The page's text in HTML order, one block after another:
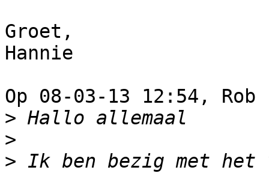
Groet,
Hannie
Op 08-03-13 12:54,
>
>
> Ik ben bezig met het